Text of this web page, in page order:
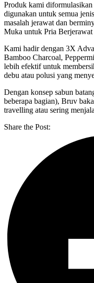
Produk kami diformulasikan
digunakan untuk semua
masalah jerawat dan
Muka untuk Pria
Kami hadir dengan 3X
Bamboo Charcoal,
lebih efektif untuk
debu atau polusi yang
Dengan konsep sabun
beberapa bagian), Bruv
travelling atau sering
Share the Post: